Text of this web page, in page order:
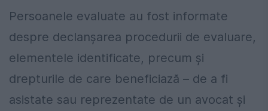
Persoanele evaluate au fost informate
despre declanșarea procedurii de evaluare,
elementele identificate, precum și
drepturile de care beneficiază – de a fi
asistate sau reprezentate de un avocat şi